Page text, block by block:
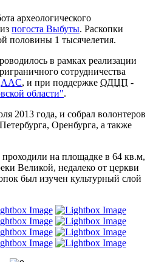
археологического
погоста Выбуты. Раскопки
половины 1 тысячелетия.
в рамках реализации
сотрудничества
AAC, и при поддержке ОДЦП -
области".
2013 года, и собрал волонтеров
Оренбурга, а также
проходили на площадке в 64 кв.м,
Великой, недалеко от церкви
был изучен культурный слой